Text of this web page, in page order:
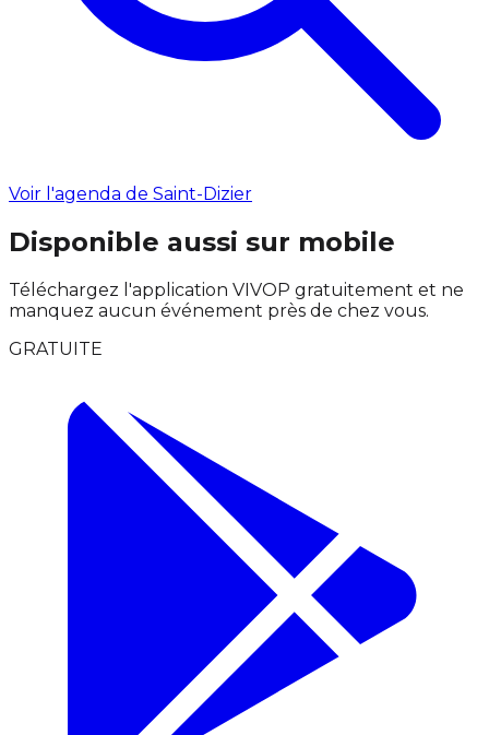
Voir l'agenda de Saint-Dizier
Disponible aussi sur mobile
Téléchargez l'application VIVOP gratuitement et ne
manquez aucun événement près de chez vous.
GRATUITE